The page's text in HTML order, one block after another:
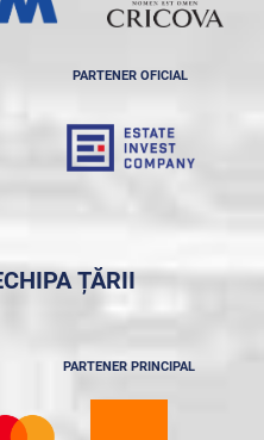
PARTENER OFICIAL
ȚĂRII
PARTENER PRINCIPAL